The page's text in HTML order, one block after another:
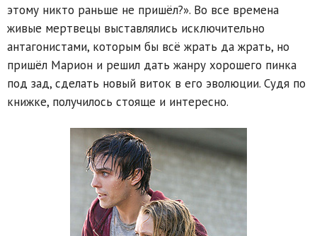
этому никто раньше не пришёл?». Во все времена
живые мертвецы выставлялись исключительно
антагонистами, которым бы всё жрать да жрать, но
пришёл Марион и решил дать жанру хорошего пинка
под зад, сделать новый виток в его эволюции. Судя по
книжке, получилось стояще и интересно.